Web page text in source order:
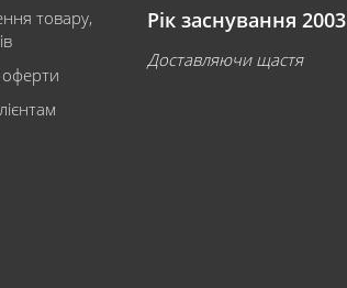
товару,
оферти
Рік заснування 2003
Доставляючи щастя